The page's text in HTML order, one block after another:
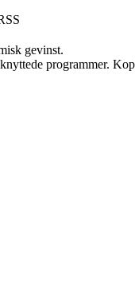
gevinst.
programmer.